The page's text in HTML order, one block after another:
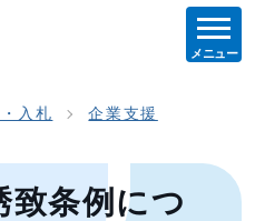
メニュー
入札 企業支援
致条例につ